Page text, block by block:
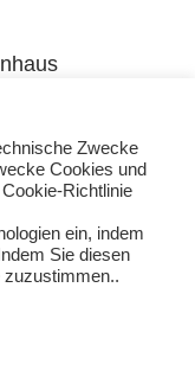
Zwecke
Cookies und
Richtlinie
ein, indem
Sie diesen
zuzustimmen..